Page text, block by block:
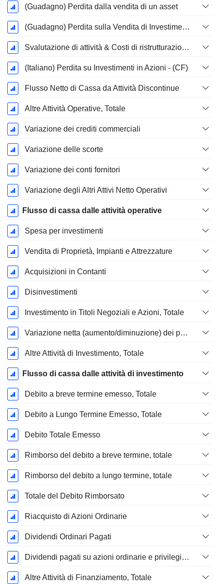
(Guadagno) Perdita dalla vendita di un asset
(Guadagno) Perdita sulla Vendita di Investimenti - (CF)
Svalutazione di attività & Costi di ristrutturazione
(Italiano) Perdita su Investimenti in Azioni - (CF)
Flusso Netto di Cassa da Attività Discontinue
Altre Attività Operative, Totale
Variazione dei crediti commerciali
Variazione delle scorte
Variazione dei conti fornitori
Variazione degli Altri Attivi Netto Operativi
Flusso di cassa dalle attività operative
Spesa per investimenti
Vendita di Proprietà, Impianti e Attrezzature
Acquisizioni in Contanti
Disinvestimenti
Investimento in Titoli Negoziali e Azioni, Totale
Variazione netta (aumento/diminuzione) dei prestiti originati / venduti - Investimento
Altre Attività di Investimento, Totale
Flusso di cassa dalle attività di investimento
Debito a breve termine emesso, Totale
Debito a Lungo Termine Emesso, Totale
Debito Totale Emesso
Rimborso del debito a breve termine, totale
Rimborso del debito a lungo termine, totale
Totale del Debito Rimborsato
Riacquisto di Azioni Ordinarie
Dividendi Ordinari Pagati
Dividendi pagati su azioni ordinarie e privilegiate
Altre Attività di Finanziamento, Totale